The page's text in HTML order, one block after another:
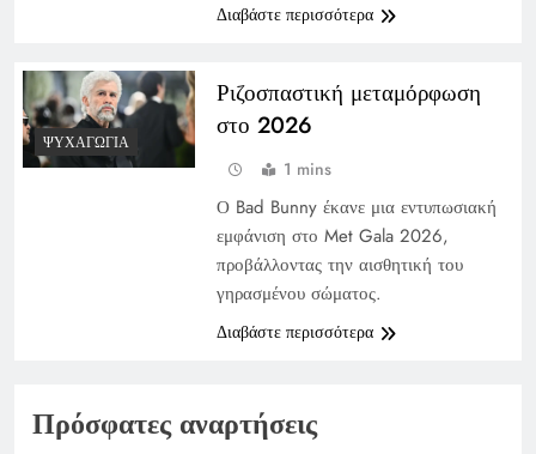
Διαβάστε περισσότερα
ΨΥΧΑΓΩΓΊΑ
Ριζοσπαστική μεταμόρφωση
στο 2026
1 mins
Ο Bad Bunny έκανε μια εντυπωσιακή
εμφάνιση στο Met Gala 2026,
προβάλλοντας την αισθητική του
γηρασμένου σώματος.
Διαβάστε περισσότερα
Πρόσφατες αναρτήσεις